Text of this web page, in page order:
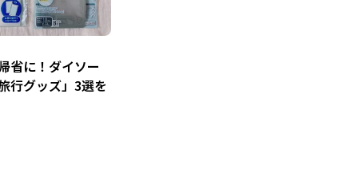
省に！ダイソー
行グッズ」3選を